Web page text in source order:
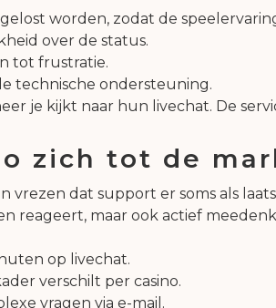
worden, zodat de
over de status.
tot frustratie.
technische ondersteuning.
je kijkt naar hun livechat. De
zich tot de
vrezen dat support er soms als
reageert, maar ook actief
op livechat.
verschilt per casino.
vragen via e-mail.